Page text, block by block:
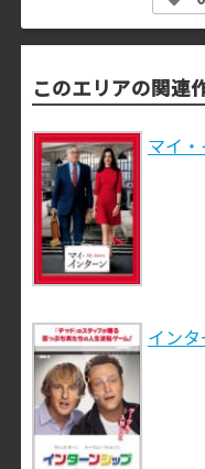
このエリアの関連
マイ・
インタ